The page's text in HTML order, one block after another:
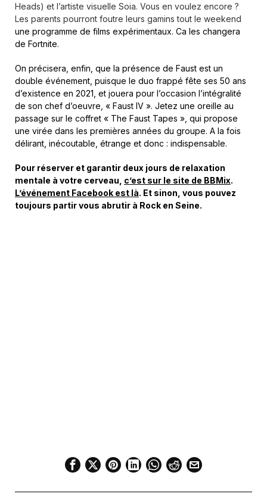
Heads) et l’artiste visuelle Soia. Vous en voulez encore ?
Les parents pourront foutre leurs gamins tout le weekend
une programme de films expérimentaux. Ca les changera
de Fortnite.
On précisera, enfin, que la présence de Faust est un
double événement, puisque le duo frappé fête ses 50 ans
d’existence en 2021, et jouera pour l’occasion l’intégralité
de son chef d’oeuvre, « Faust IV ». Jetez une oreille au
passage sur le coffret « The Faust Tapes », qui propose
une virée dans les premières années du groupe. A la fois
délirant, inécoutable, étrange et donc : indispensable.
Pour réserver et garantir deux jours de relaxation
mentale à votre cerveau, c’est sur le site de BBMix.
L’événement Facebook est là. Et sinon, vous pouvez
toujours partir vous abrutir à Rock en Seine.